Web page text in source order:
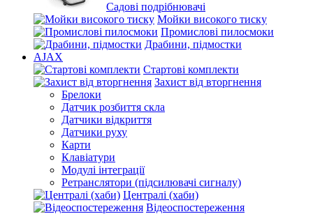
Садові подрібнювачі
Мойки високого тиску
Промислові пилосмоки
Драбини, підмостки
AJAX
Стартові комплекти
Захист від вторгнення
Брелоки
Датчик розбиття скла
Датчики відкриття
Датчики руху
Карти
Клавіатури
Модулі інтеграції
Ретранслятори (підсилювачі сигналу)
Централі (хаби)
Відеоспостереження